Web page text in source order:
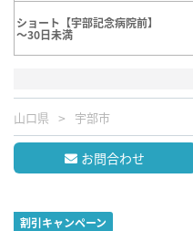
ショート【宇部記念病院前】
～30日未満
山口県 宇部市
お問合わせ
割引キャンペーン